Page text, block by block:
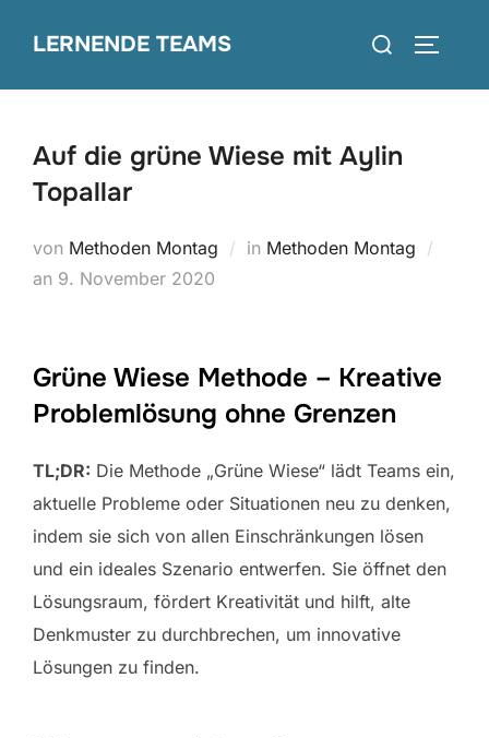
InhaltLERNENDE TEAMS
Suchen
Auf die grüne Wiese mit Aylin
Topallar
von Methoden Montag in Methoden Montag
an Veröffentlicht
9. November 2020
Grüne Wiese Methode – Kreative
Problemlösung ohne Grenzen
TL;DR: Die Methode „Grüne Wiese“ lädt Teams ein,
aktuelle Probleme oder Situationen neu zu denken,
indem sie sich von allen Einschränkungen lösen
und ein ideales Szenario entwerfen. Sie öffnet den
Lösungsraum, fördert Kreativität und hilft, alte
Denkmuster zu durchbrechen, um innovative
Lösungen zu finden.